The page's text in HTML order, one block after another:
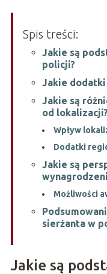
Spis treści:
Jakie są
policji?
Jakie dodatki
Jakie są
od lokalizacji?
Wpływ
Dodatki
Jakie są
Możliwości
sierżanta w
Jakie są